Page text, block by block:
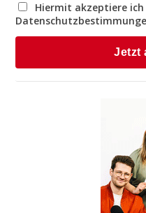
Hiermit akzeptiere ich